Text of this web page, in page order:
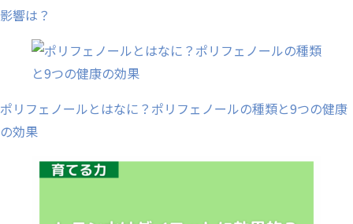
影響は？
ポリフェノールとはなに？ポリフェノールの種類と9つの健康
の効果